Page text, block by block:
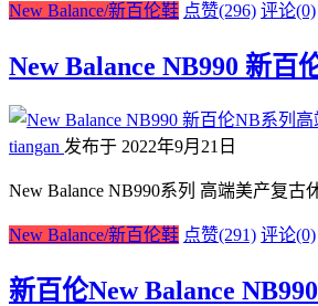
New Balance/新百伦鞋 点赞(296) 评论(0)
New Balance NB990 新
tiangan 发布于 2022年9月21日
New Balance NB990系列 高端美产复
New Balance/新百伦鞋 点赞(291) 评论(0)
新百伦New Balance